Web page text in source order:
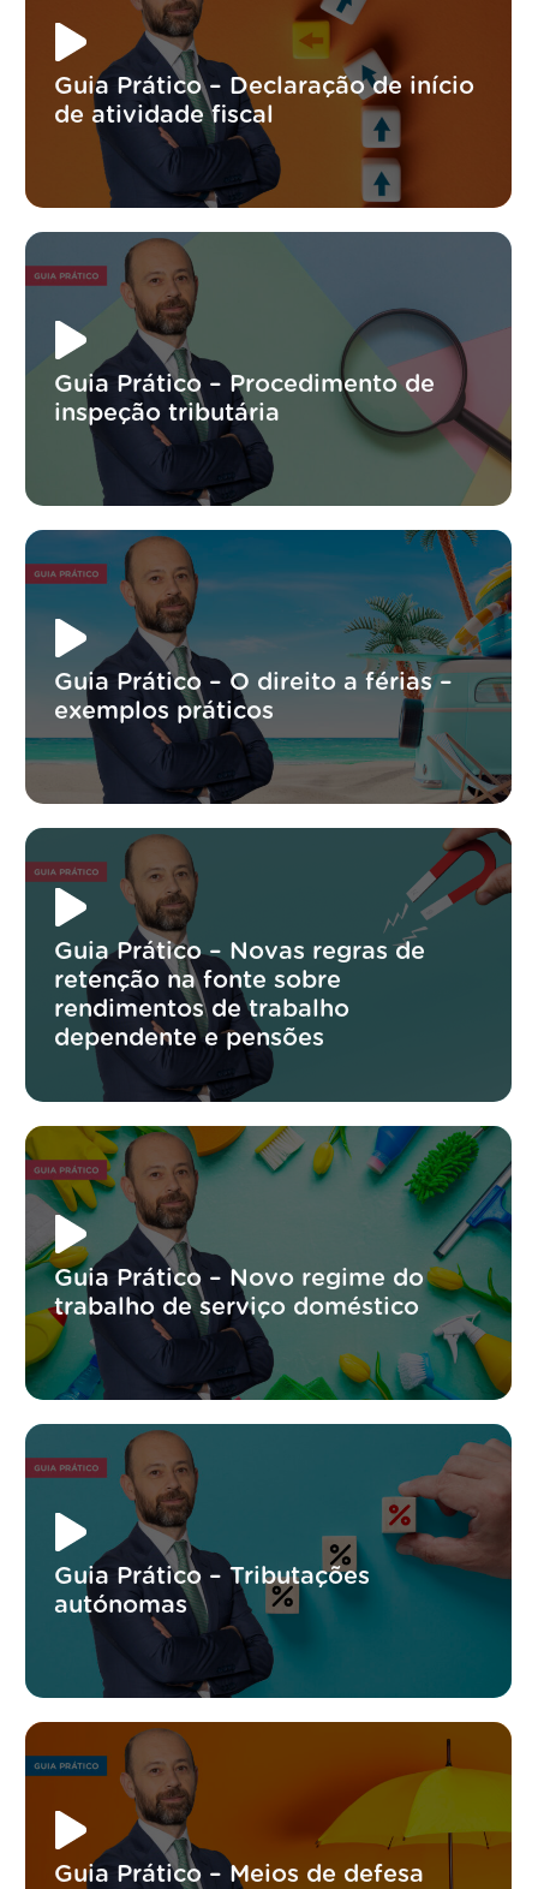
Guia Prático – Declaração de início
de atividade fiscal
Guia Prático – Procedimento de
inspeção tributária
Guia Prático – O direito a férias –
exemplos práticos
Guia Prático – Novas regras de
retenção na fonte sobre
rendimentos de trabalho
dependente e pensões
Guia Prático – Novo regime do
trabalho de serviço doméstico
Guia Prático – Tributações
autónomas
Guia Prático – Meios de defesa